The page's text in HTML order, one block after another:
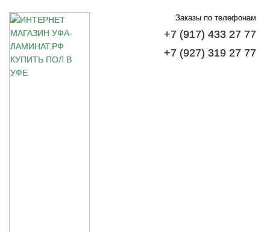
Заказы по телефонам
+7 (917) 433 27 77
+7 (927) 319 27 77